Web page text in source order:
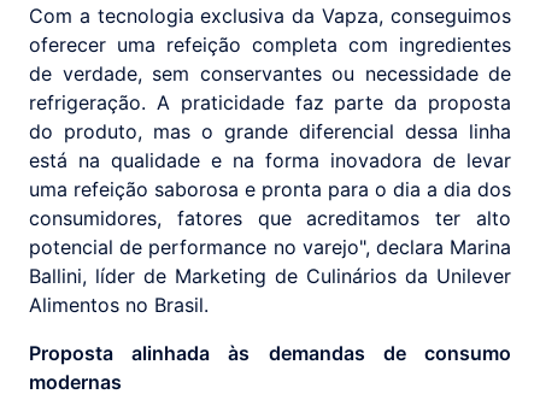
Com a tecnologia exclusiva da Vapza, conseguimos
oferecer uma refeição completa com ingredientes
de verdade, sem conservantes ou necessidade de
refrigeração. A praticidade faz parte da proposta
do produto, mas o grande diferencial dessa linha
está na qualidade e na forma inovadora de levar
uma refeição saborosa e pronta para o dia a dia dos
consumidores, fatores que acreditamos ter alto
potencial de performance no varejo", declara Marina
Ballini, líder de Marketing de Culinários da Unilever
Alimentos no Brasil.
Proposta alinhada às demandas de consumo
modernas